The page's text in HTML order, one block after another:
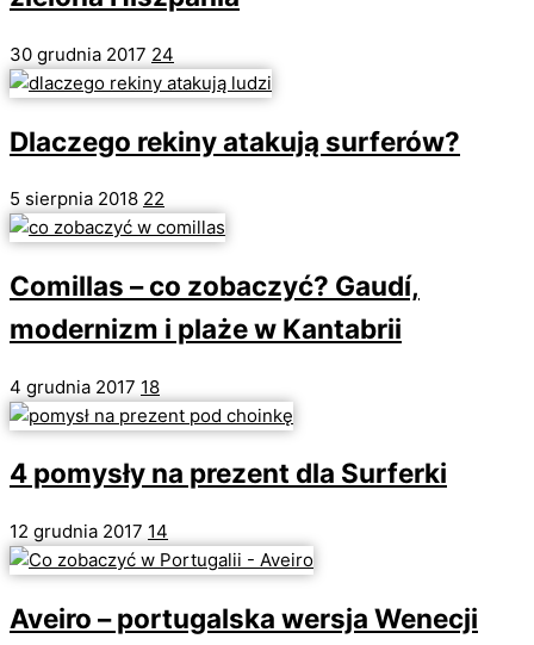
30 grudnia 2017 24
Dlaczego rekiny atakują surferów?
5 sierpnia 2018 22
Comillas – co zobaczyć? Gaudí,
modernizm i plaże w Kantabrii
4 grudnia 2017 18
4 pomysły na prezent dla Surferki
12 grudnia 2017 14
Aveiro – portugalska wersja Wenecji